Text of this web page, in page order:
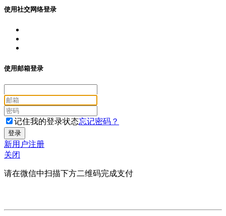
使用社交网络登录
使用邮箱登录
记住我的登录状态忘记密码？
新用户注册
关闭
请在微信中扫描下方二维码完成支付